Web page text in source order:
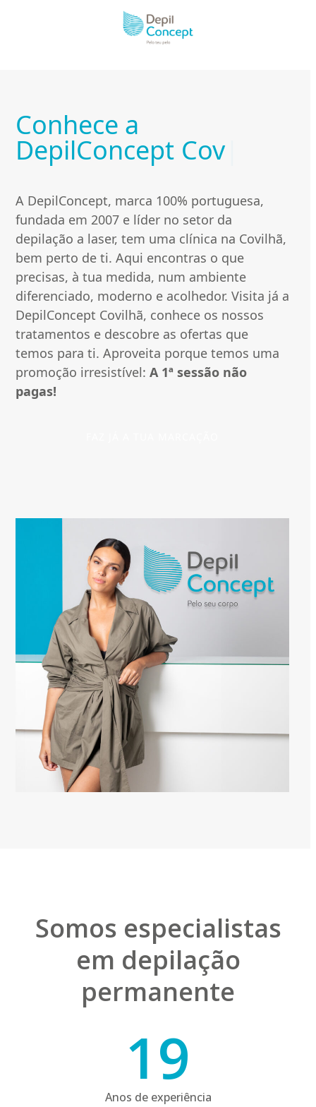
Conhece a
DepilConcept C
v
i
l
h
ã
|
A DepilConcept, marca 100% portuguesa,
fundada em 2007 e líder no setor da
depilação a laser, tem uma clínica na Covilhã,
bem perto de ti. Aqui encontras o que
precisas, à tua medida, num ambiente
diferenciado, moderno e acolhedor. Visita já a
DepilConcept Covilhã, conhece os nossos
tratamentos e descobre as ofertas que
temos para ti. Aproveita porque temos uma
promoção irresistível:A 1ª sessão não
pagas!
Somos especialistas
em depilação
permanente
19
Anos de experiência